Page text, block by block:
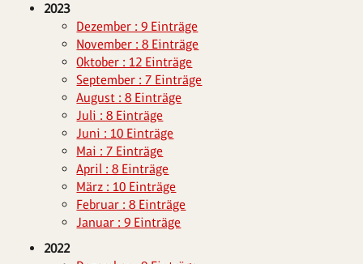
2023
Dezember : 9 Einträge
November : 8 Einträge
Oktober : 12 Einträge
September : 7 Einträge
August : 8 Einträge
Juli : 8 Einträge
Juni : 10 Einträge
Mai : 7 Einträge
April : 8 Einträge
März : 10 Einträge
Februar : 8 Einträge
Januar : 9 Einträge
2022